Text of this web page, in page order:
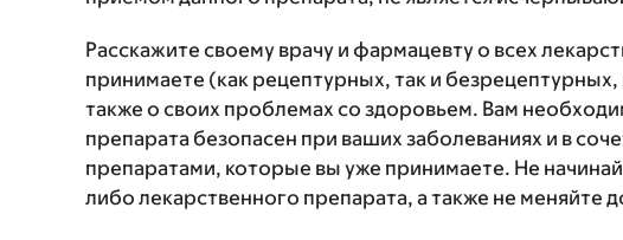
Расскажите своему врачу и фармацевту о всех
принимаете (как рецептурных, так и
также о своих проблемах со здоровьем. Вам
препарата безопасен при ваших заболеваниях и в
препаратами, которые вы уже принимаете. Не
либо лекарственного препарата, а также не меняйте